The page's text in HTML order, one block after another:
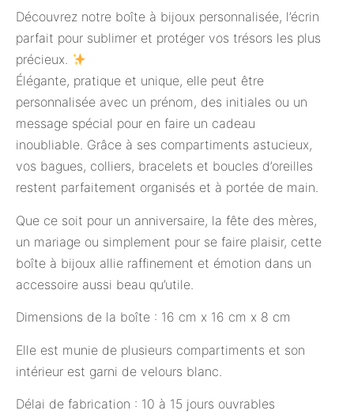
Découvrez notre boîte à bijoux personnalisée, l’écrin
parfait pour sublimer et protéger vos trésors les plus
précieux.
Élégante, pratique et unique, elle peut être
personnalisée avec un prénom, des initiales ou un
message spécial pour en faire un cadeau
inoubliable. Grâce à ses compartiments astucieux,
vos bagues, colliers, bracelets et boucles d’oreilles
restent parfaitement organisés et à portée de main.
Que ce soit pour un anniversaire, la fête des mères,
un mariage ou simplement pour se faire plaisir, cette
boîte à bijoux allie raffinement et émotion dans un
accessoire aussi beau qu’utile.
Dimensions de la boîte : 16 cm x 16 cm x 8 cm
Elle est munie de plusieurs compartiments et son
intérieur est garni de velours blanc.
Délai de fabrication : 10 à 15 jours ouvrables